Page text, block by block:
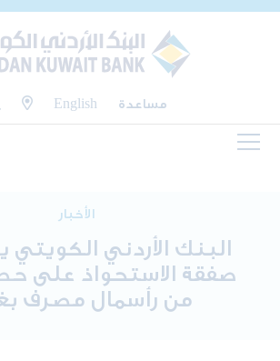
مساعدة English
الأخبار
البنك الأردني
صفقة الاستحواذ على
من رأسمال مصرف